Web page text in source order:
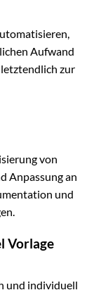
Aufwand
zur
von
Anpassung an
und
Vorlage
und individuell